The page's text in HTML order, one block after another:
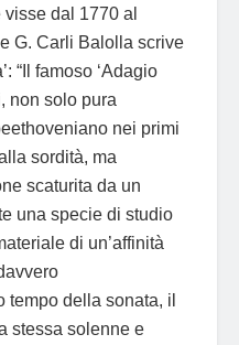
dal 1770 al
G. Carli Balolla scrive
“Il famoso ‘Adagio
non solo pura
nei primi
sordità, ma
scaturita da un
una specie di studio
di un’affinità
tempo della sonata, il
stessa solenne e